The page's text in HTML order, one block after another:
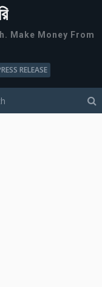
Make Money From
RELEASE